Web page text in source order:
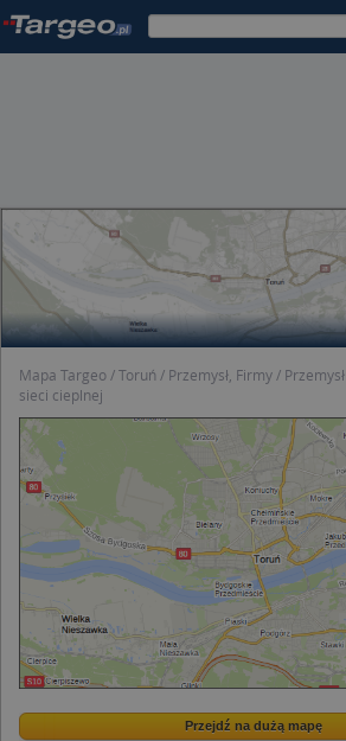
Mapa Targeo Toruń Przemysł, Firmy Przemysł
sieci cieplnej
Wstaw tę mapkę na swoją stronę
Przejdź na dużą mapę
Przejdź na dużą mapę